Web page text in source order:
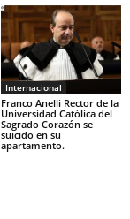
Internacional
Franco Anelli Rector de la
Universidad Católica del
Sagrado Corazón se
suicido en su
apartamento.